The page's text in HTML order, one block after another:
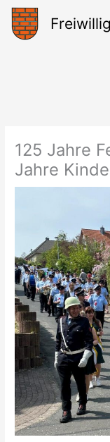
Zum
Inhalt
springen
125 Jahre
Jahre